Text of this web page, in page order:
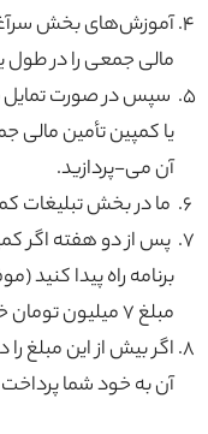
آموزش‌های بخش
مالی جمعی را در
سپس در صورت تمایل
یا کمپین تأمین مالی
آن می-پردازید.
ما در بخش تبلیغات
پس از دو هفته اگر
برنامه راه پیدا
مبلغ ۷ میلیون تومان خواهدبود).
اگر بیش از این مبلغ
آن به خود شما